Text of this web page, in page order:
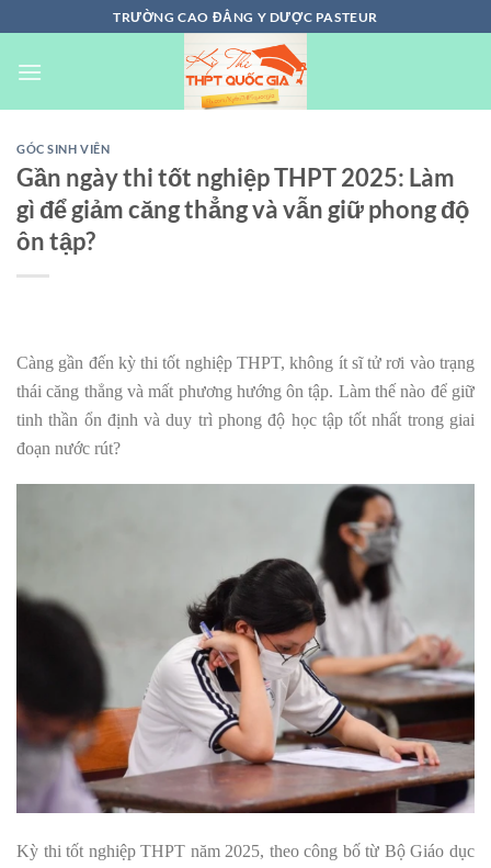
đến
nội
TRƯỜNG CAO ĐẲNG Y DƯỢC PASTEUR
GÓC SINH VIÊN
Gần ngày thi tốt nghiệp THPT 2025: Làm
gì để giảm căng thẳng và vẫn giữ phong độ
ôn tập?
Càng gần đến kỳ thi tốt nghiệp THPT, không ít sĩ tử rơi vào trạng
thái căng thẳng và mất phương hướng ôn tập. Làm thế nào để giữ
tinh thần ổn định và duy trì phong độ học tập tốt nhất trong giai
đoạn nước rút?
Kỳ thi tốt nghiệp THPT năm 2025, theo công bố từ Bộ Giáo dục